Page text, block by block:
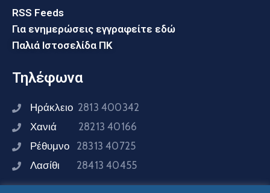
RSS Feeds
Για ενημερώσεις εγγραφείτε εδώ
Παλιά Ιστοσελίδα ΠΚ
Τηλέφωνα
Ηράκλειο 2813 400342
Χανιά 28213 40166
Ρέθυμνο 28313 40725
Λασίθι 28413 40455